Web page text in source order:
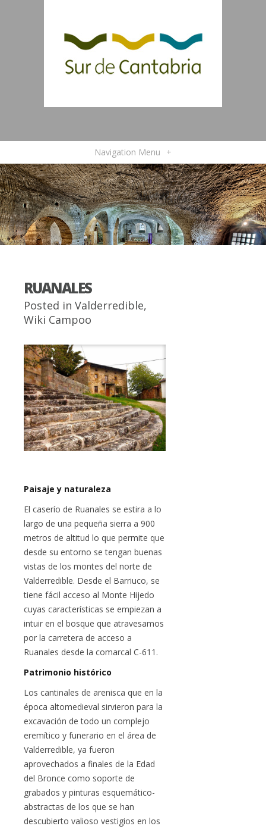
Navigation Menu +
RUANALES
Posted in Valderredible,
Wiki Campoo
Paisaje y naturaleza
El caserío de Ruanales se estira a lo
largo de una pequeña sierra a 900
metros de altitud lo que permite que
desde su entorno se tengan buenas
vistas de los montes del norte de
Valderredible. Desde el Barriuco, se
tiene fácil acceso al Monte Hijedo
cuyas características se empiezan a
intuir en el bosque que atravesamos
por la carretera de acceso a
Ruanales desde la comarcal C-611.
Patrimonio histórico
Los cantinales de arenisca que en la
época altomedieval sirvieron para la
excavación de todo un complejo
eremítico y funerario en el área de
Valderredible, ya fueron
aprovechados a finales de la Edad
del Bronce como soporte de
grabados y pinturas esquemático-
abstractas de los que se han
descubierto valioso vestigios en los